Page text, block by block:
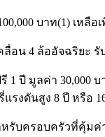
บาท(1) เห
ลื่อน 4 ล้ออัจฉริยะ
ปี มูลค่า 30,000
รงดันสูง 8 ปี หรือ
บครอบครัวที่คุ้มค่า